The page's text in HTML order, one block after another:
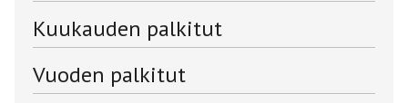
Kuukauden palkitut
Vuoden palkitut